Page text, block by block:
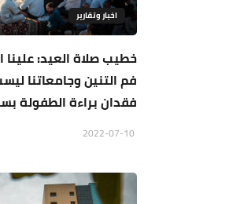
اخبار وتقارير
خطيب صلاة العيد:
فم التنين وجامعاتنا
فقدان براءة الطفولة